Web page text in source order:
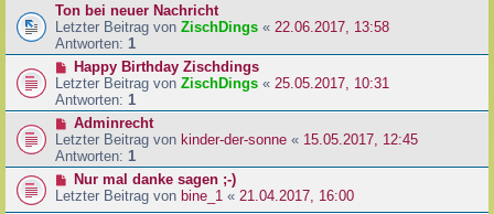
Ton bei neuer Nachricht
Letzter Beitrag von ZischDings « 22.06.2017, 13:58
Antworten: 1
Happy Birthday Zischdings
Letzter Beitrag von ZischDings « 25.05.2017, 10:31
Antworten: 1
Adminrecht
Letzter Beitrag von kinder-der-sonne « 15.05.2017, 12:45
Antworten: 1
Nur mal danke sagen ;-)
Letzter Beitrag von bine_1 « 21.04.2017, 16:00